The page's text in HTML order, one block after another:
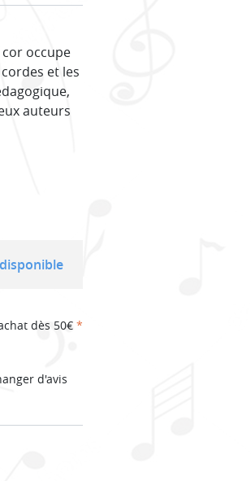
occupe
et les
auteurs
dès 50€ *
d'avis